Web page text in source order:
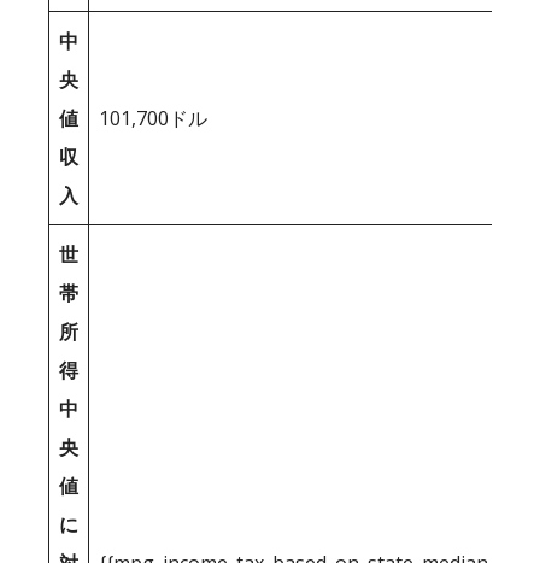
中
央
値
収
入
101,700ドル
世
帯
所
得
中
央
値
に